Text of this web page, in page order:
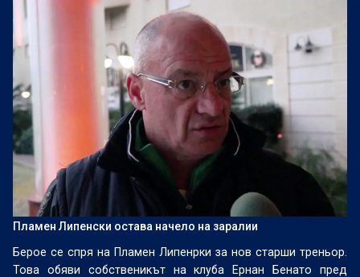
Пламен Липенски остава начело на заралии
Берое се спря на Пламен Липенрки за нов старши треньор.
Това обяви собственикът на клуба Ернан Бенато пред